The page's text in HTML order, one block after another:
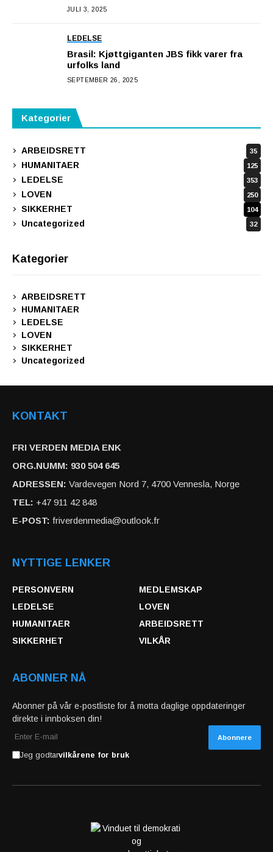
JULI 3, 2025
LEDELSE
Brasil: Kjøttgiganten JBS fikk varer fra
urfolks land
SEPTEMBER 26, 2025
Kategorier
ARBEIDSRETT 35
HUMANITAER 125
LEDELSE 353
LOVEN 250
SIKKERHET 104
Uncategorized 32
Kategorier
ARBEIDSRETT
HUMANITAER
LEDELSE
LOVEN
SIKKERHET
Uncategorized
KONTAKT
FRI VERDEN MEDIA ENK
ORG.NUMM: 930 504 645
ADRESSEN: Vardevegen Nord 7, 4700 Vennesla, Norge
TEL: +47 911 42 848
E-POST: friverdenmedia@outlook.fr
NYTTIGE LENKER
PERSONVERN
MEDLEMSKAP
LEDELSE
LOVEN
HUMANITAER
ARBEIDSRETT
SIKKERHET
VILKÅR
ABONNER NÅ
Abonner på vår e-postliste for å motta daglige oppdateringer
direkte i innboksen din!
Jeg godtarvilkårene for bruk